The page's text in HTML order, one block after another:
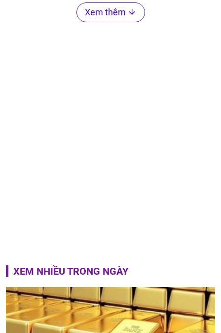
Xem thêm
XEM NHIỀU TRONG NGÀY